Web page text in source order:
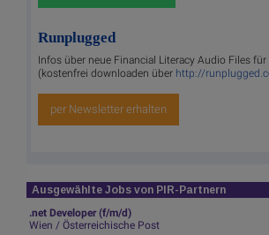
Runplugged
Infos über neue Financial Literacy Audio Files
(kostenfrei downloaden über http://
per Newsletter erhalten
Ausgewählte Jobs von PIR-Partnern
.net Developer (f/m/d)
Wien / Österreichische Post